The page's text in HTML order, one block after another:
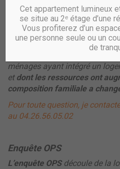
Supplément de Loyer
par la loi du 4 mars 1996. Il
ressourcesdépassent de 20%
le logement occupé.
ménages ayant intégré un
et dont les ressources ont
composition familiale a
Pour toute question, je
au 04.26.56.05.02
Enquête OPS
L’enquête OPS découle de la
Cet appartement lumineux
se situe au 2ᵉ étage d’une
Vous profiterez d’un
une personne seule ou un
de